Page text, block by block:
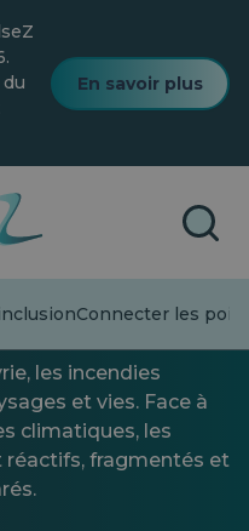
En savoir plus
Connecter les
Général
en feu,
silence
De la Grèce à la
les incendies
et vies. Face à
climatiques, les
fragmentés et